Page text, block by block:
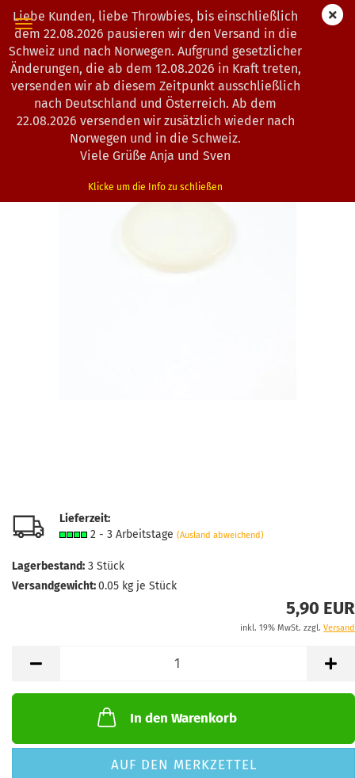
Liebe Kunden, liebe Throwbies, bis einschließlich
dem 22.08.2026 pausieren wir den Versand in die
Schweiz und nach Norwegen. Aufgrund gesetzlicher
Änderungen, die ab dem 12.08.2026 in Kraft treten,
versenden wir ab diesem Zeitpunkt ausschließlich
nach Deutschland und Österreich. Ab dem
22.08.2026 versenden wir zusätzlich wieder nach
Norwegen und in die Schweiz.
Viele Grüße Anja und Sven
Klicke um die Info zu schließen
« Erster « zurück weiter »
Letzter »
Artikel in dieser Kategorie
Kastaplast | Mini Berg | K1-Glow-Line
1302239 )
Lieferzeit:
2 - 3 Arbeitstage (Ausland abweichend)
Lagerbestand: 3 Stück
Versandgewicht:0.05 kg je Stück
5,90 EUR
inkl. 19% MwSt. zzgl. Versand
In den Warenkorb
AUF DEN MERKZETTEL